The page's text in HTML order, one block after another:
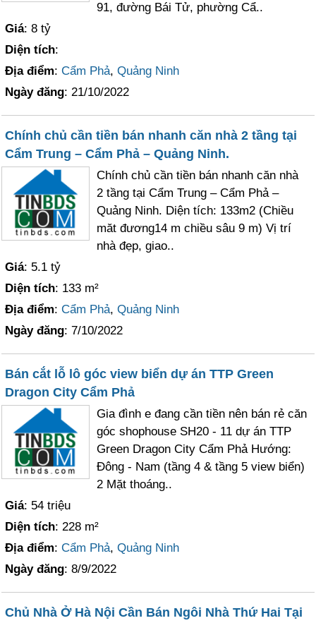
91, đường Bái Tử, phường Cẩ..
Giá: 8 tỷ
Diện tích:
Địa điểm:Cẩm Phả,Quảng Ninh
Ngày đăng: 21/10/2022
Chính chủ cần tiền bán nhanh căn nhà 2 tầng tại
Cẩm Trung – Cẩm Phả – Quảng Ninh.
Chính chủ cần tiền bán nhanh căn nhà
2 tầng tại Cẩm Trung – Cẩm Phả –
Quảng Ninh. Diện tích: 133m2 (Chiều
măt đương14 m chiều sâu 9 m) Vị trí
nhà đẹp, giao..
Giá: 5.1 tỷ
Diện tích: 133 m²
Địa điểm:Cẩm Phả,Quảng Ninh
Ngày đăng: 7/10/2022
Bán cắt lỗ lô góc view biển dự án TTP Green
Dragon City Cẩm Phả
Gia đình e đang cần tiền nên bán rẻ căn
góc shophouse SH20 - 11 dự án TTP
Green Dragon City Cẩm Phả Hướng:
Đông - Nam (tầng 4 & tầng 5 view biển)
2 Mặt thoáng..
Giá: 54 triệu
Diện tích: 228 m²
Địa điểm:Cẩm Phả,Quảng Ninh
Ngày đăng: 8/9/2022
Chủ Nhà Ở Hà Nội Cần Bán Ngôi Nhà Thứ Hai Tại